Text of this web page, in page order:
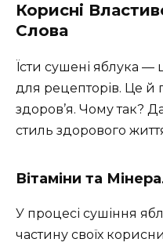
Корисні
Слова
Їсти сушені яблука
для рецепторів. Це й
здоров’я. Чому так?
стиль здорового
Вітаміни та
У процесі сушіння
частину своїх